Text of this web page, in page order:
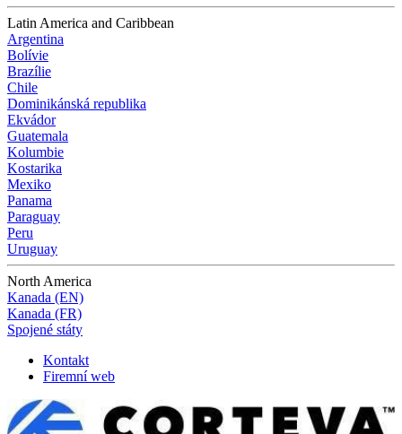
Latin America and Caribbean
Argentina
Bolívie
Brazílie
Chile
Dominikánská republika
Ekvádor
Guatemala
Kolumbie
Kostarika
Mexiko
Panama
Paraguay
Peru
Uruguay
North America
Kanada (EN)
Kanada (FR)
Spojené státy
Kontakt
Firemní web